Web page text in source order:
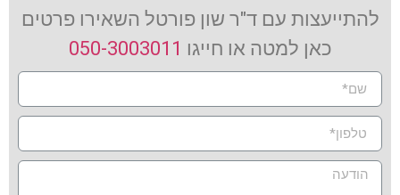
להתייעצות עם ד"ר שון פורטל השאירו פרטים
כאן למטה או חייגו 050-3003011